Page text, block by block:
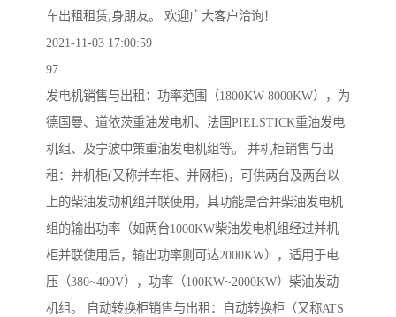
车出租租赁,身朋友。 欢迎广大客户洽询！
2021-11-03 17:00:59
97
发电机销售与出租：功率范围（1800KW-8000KW），为
德国曼、道依茨重油发电机、法国PIELSTICK重油发电
机组、及宁波中策重油发电机组等。 并机柜销售与出
租：并机柜(又称并车柜、并网柜)，可供两台及两台以
上的柴油发动机组并联使用，其功能是合并柴油发电机
组的输出功率（如两台1000KW柴油发电机组经过并机
柜并联使用后，输出功率则可达2000KW），适用于电
压（380~400V），功率（100KW~2000KW）柴油发动
机组。 自动转换柜销售与出租：自动转换柜（又称ATS